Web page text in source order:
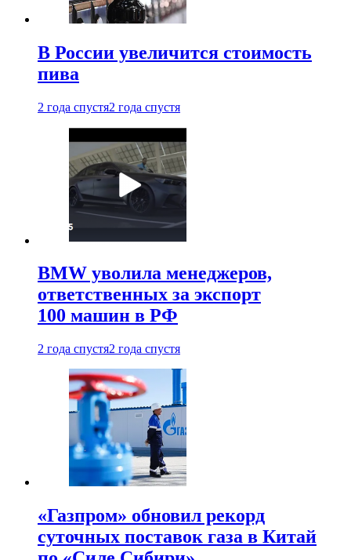
В России увеличится стоимость
пива
2 года спустя2 года спустя
BMW уволила менеджеров,
ответственных за экспорт
100 машин в РФ
2 года спустя2 года спустя
«Газпром» обновил рекорд
суточных поставок газа в Китай